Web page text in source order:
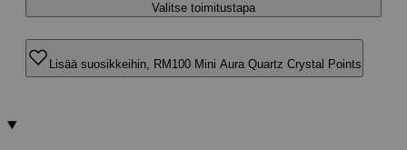
Valitse toimitustapa
Lisää suosikkeihin, RM100 Mini Aura Quartz Crystal Points